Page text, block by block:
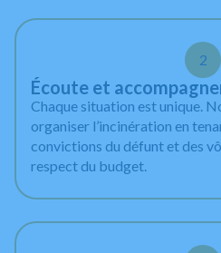
2
Écoute et
Chaque situation est unique.
organiser l’incinération en
convictions du défunt et des
respect du budget.